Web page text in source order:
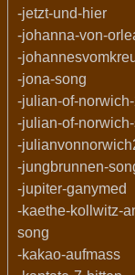
-jetzt-und-hier
-johanna-von-
-
-jona-song
-julian-of-
-julian-of-
-
-jungbrunnen-
-jupiter-ganymed
-kaethe-kollwitz-
song
-kakao-aufmass